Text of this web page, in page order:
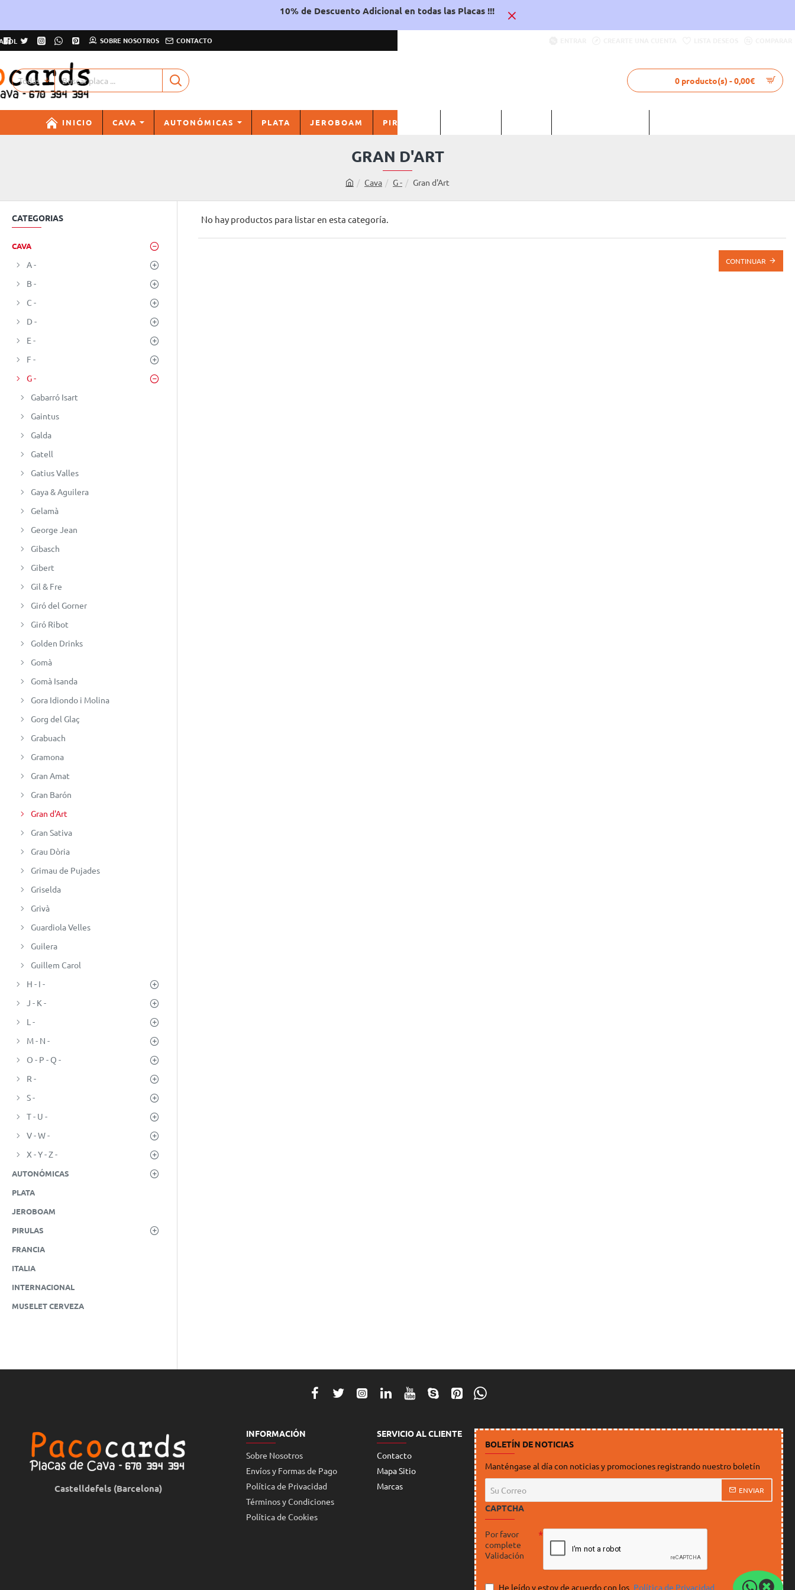
10% de Descuento Adicional en todas las Placas !!!
SOBRE NOSOTROS CONTACTO
Todas
Buscar
placa
...
0 producto(s) - 0,00€
INICIO CAVA AUTONÓMICAS PLATA JEROBOAM PIRULAS
GRAN D'ART
o
m
Cava G - Gran d'Art
CATEGORIAS
CAVA
A -
B -
C -
D -
E -
F -
G -
Gabarró Isart
Gaintus
Galda
Gatell
Gatius Valles
Gaya & Aguilera
Gelamà
George Jean
Gibasch
Gibert
Gil & Fre
Giró del Gorner
Giró Ribot
Golden Drinks
Gomà
Gomà Isanda
Gora Idiondo i Molina
Gorg del Glaç
Grabuach
Gramona
Gran Amat
Gran Barón
Gran d'Art
Gran Sativa
Grau Dòria
Grimau de Pujades
Griselda
Grivà
Guardiola Velles
Guilera
Guillem Carol
H - I -
J - K -
L -
M - N -
O - P - Q -
R -
S -
T - U -
V - W -
X - Y - Z -
AUTONÓMICAS
PLATA
JEROBOAM
PIRULAS
FRANCIA
ITALIA
INTERNACIONAL
MUSELET CERVEZA
No hay productos para listar en esta categoría.
CONTINUAR
Castelldefels (Barcelona)
INFORMACIÓN
Sobre Nosotros
Envíos y Formas de Pago
Política de Privacidad
Términos y Condiciones
Política de Cookies
SERVICIO AL CLIENTE
Contacto
Mapa Sitio
Marcas
BOLETÍN DE NOTICIAS
Manténgase al día con noticias y promociones registrando nuestro boletín
Correo
ENVIAR
CAPTCHA
Por favor
complete
Validación
He leído y estoy de acuerdo con los Política de Privacidad